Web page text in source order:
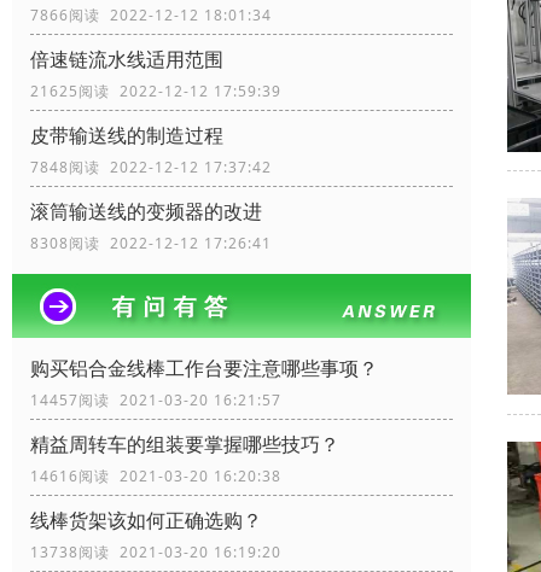
7866阅读 2022-12-12 18:01:34
倍速链流水线适用范围
21625阅读 2022-12-12 17:59:39
皮带输送线的制造过程
7848阅读 2022-12-12 17:37:42
滚筒输送线的变频器的改进
8308阅读 2022-12-12 17:26:41
购买铝合金线棒工作台要注意哪些事项？
14457阅读 2021-03-20 16:21:57
精益周转车的组装要掌握哪些技巧？
14616阅读 2021-03-20 16:20:38
线棒货架该如何正确选购？
13738阅读 2021-03-20 16:19:20